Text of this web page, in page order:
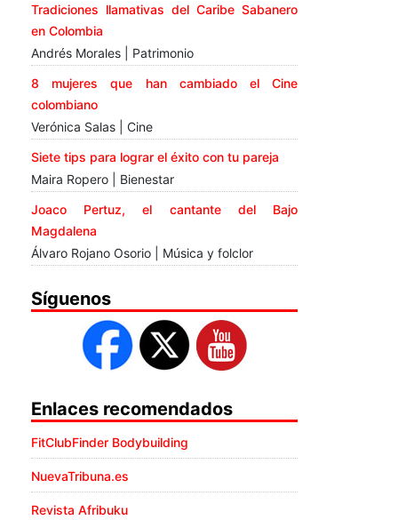
Tradiciones llamativas del Caribe Sabanero
en Colombia
Andrés Morales | Patrimonio
8 mujeres que han cambiado el Cine
colombiano
Verónica Salas | Cine
Siete tips para lograr el éxito con tu pareja
Maira Ropero | Bienestar
Joaco Pertuz, el cantante del Bajo
Magdalena
Álvaro Rojano Osorio | Música y folclor
Síguenos
Enlaces recomendados
FitClubFinder Bodybuilding
NuevaTribuna.es
Revista Afribuku